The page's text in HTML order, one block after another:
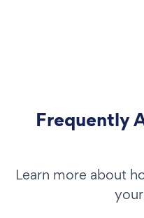
Frequently
Learn more about